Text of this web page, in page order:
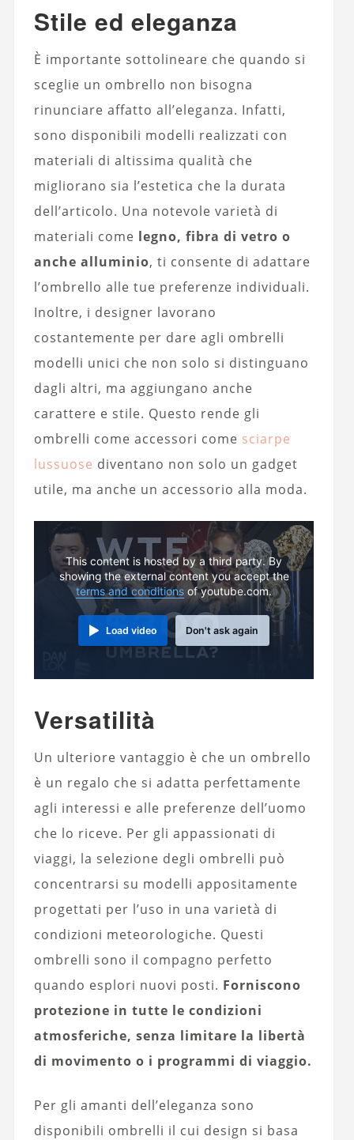
Stile ed eleganza
È importante sottolineare che quando si
sceglie un ombrello non bisogna
rinunciare affatto all’eleganza. Infatti,
sono disponibili modelli realizzati con
materiali di altissima qualità che
migliorano sia l’estetica che la durata
dell’articolo. Una notevole varietà di
materiali come legno, fibra di vetro o
anche alluminio, ti consente di adattare
l’ombrello alle tue preferenze individuali.
Inoltre, i designer lavorano
costantemente per dare agli ombrelli
modelli unici che non solo si distinguano
dagli altri, ma aggiungano anche
carattere e stile. Questo rende gli
ombrelli come accessori come sciarpe
lussuose diventano non solo un gadget
utile, ma anche un accessorio alla moda.
This content is hosted by a third party. By
showing the external content you accept the
terms and conditions of youtube.com.
Load video Don't ask again
Versatilità
Un ulteriore vantaggio è che un ombrello
è un regalo che si adatta perfettamente
agli interessi e alle preferenze dell’uomo
che lo riceve. Per gli appassionati di
viaggi, la selezione degli ombrelli può
concentrarsi su modelli appositamente
progettati per l’uso in una varietà di
condizioni meteorologiche. Questi
ombrelli sono il compagno perfetto
quando esplori nuovi posti. Forniscono
protezione in tutte le condizioni
atmosferiche, senza limitare la libertà
di movimento o i programmi di viaggio.
Per gli amanti dell’eleganza sono
disponibili ombrelli il cui design si basa